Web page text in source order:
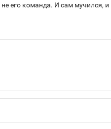
его команда. И сам мучился,